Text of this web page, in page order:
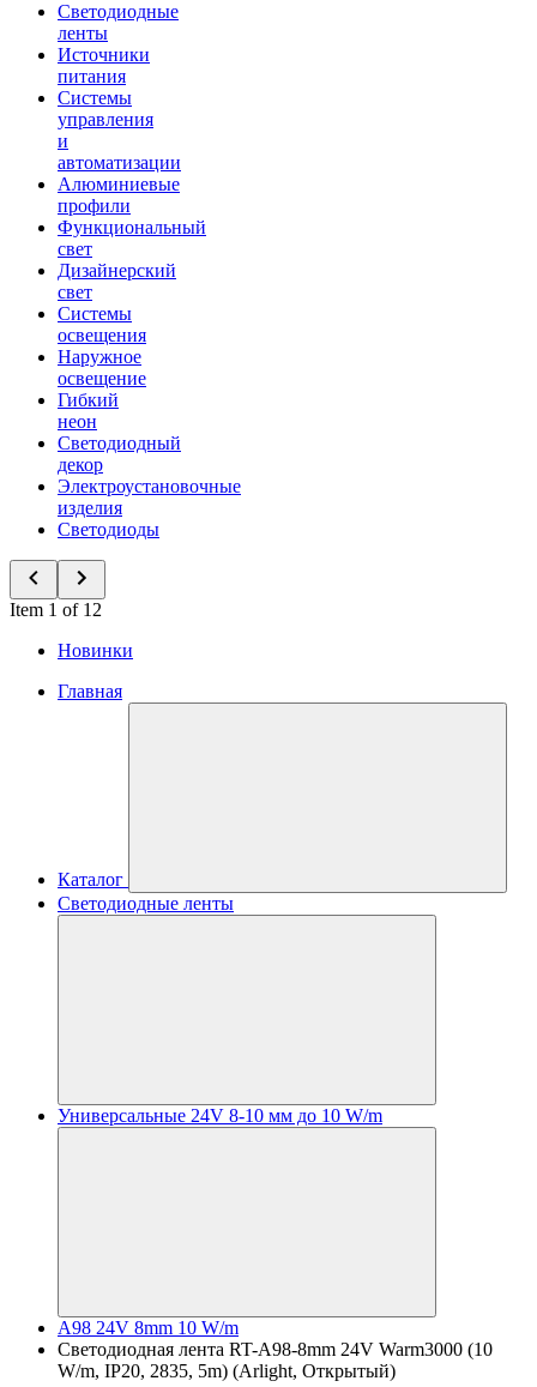
Светодиодные
ленты
Источники
питания
Системы
управления
и
автоматизации
Алюминиевые
профили
Функциональный
свет
Дизайнерский
свет
Системы
освещения
Наружное
освещение
Гибкий
неон
Светодиодный
декор
Электроустановочные
изделия
Светодиоды
Item 1 of 12
Новинки
Главная
Каталог
Светодиодные ленты
Универсальные 24V 8-10 мм до 10 W/m
A98 24V 8mm 10 W/m
Светодиодная лента RT-A98-8mm 24V Warm3000 (10
W/m, IP20, 2835, 5m) (Arlight, Открытый)